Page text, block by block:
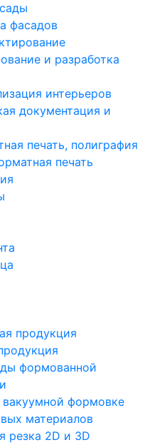
фасадов
и разработка
интерьеров
документация и
печать, полиграфия
печать
продукция
формованной
вакуумной формовке
материалов
резка 2D и 3D